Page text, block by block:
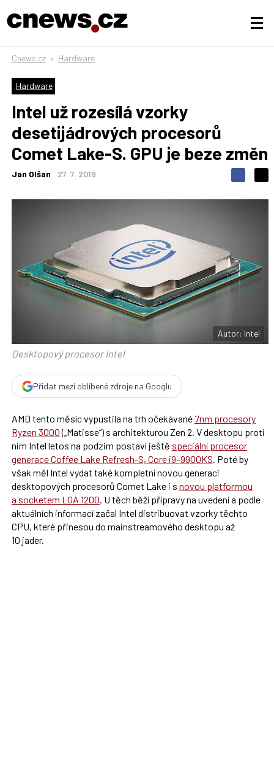
Cnews.cz » Hardware
Hardware
Intel už rozesílá vzorky
desetijádrových procesorů
Comet Lake-S. GPU je beze změn
Jan Olšan 27. 7. 2019
S
d
t
S
n
a
F
a
o
a
Autor: Intel
Desktopový procesor Intel
Přidat mezi oblíbené zdroje na Googlu
AMD tento měsíc vypustila na trh očekávané 7nm procesory
Ryzen 3000(„Matisse“) s architekturou Zen 2. V desktopu proti
nim Intel letos na podzim postaví ještě speciální procesor
generace Coffee Lake Refresh-S, Core i9–9900KS . Poté by
však měl Intel vydat také kompletní novou generaci
desktopových procesorů Comet Lake i s novou platformou
a socketem LGA 1200 . U těch běží přípravy na uvedení a podle
aktuálních informací začal Intel distribuovat vzorky těchto
CPU, které přinesou do mainstreamového desktopu až
10 jader.